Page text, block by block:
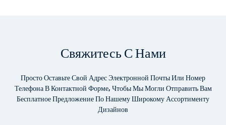
Свяжитесь С Нами
Просто Оставьте Свой Адрес Электронной Почты Или Номер
Телефона В Контактной Форме, Чтобы Мы Могли Отправить Вам
Бесплатное Предложение По Нашему Широкому Ассортименту
Дизайнов